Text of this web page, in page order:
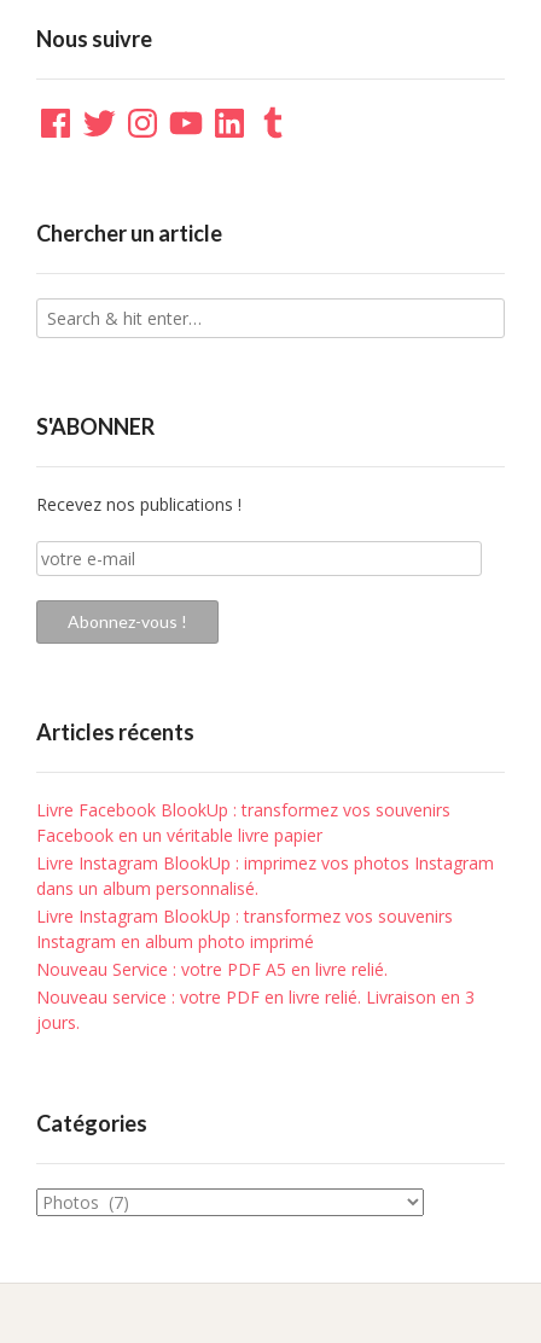
Nous suivre
Facebook
TwitterInstagramYouTubeLinkedInTumblr
Chercher un article
S'ABONNER
Recevez nos publications !
votre
e-
mail
Abonnez-vous !
Articles récents
Livre Facebook BlookUp : transformez vos souvenirs
Facebook en un véritable livre papier
Livre Instagram BlookUp : imprimez vos photos Instagram
dans un album personnalisé.
Livre Instagram BlookUp : transformez vos souvenirs
Instagram en album photo imprimé
Nouveau Service : votre PDF A5 en livre relié.
Nouveau service : votre PDF en livre relié. Livraison en 3
jours.
Catégories
Catégories